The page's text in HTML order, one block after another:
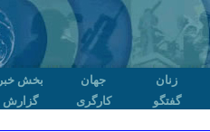
زنان جهان بخش خبر
گفتگو کارگری گزارش